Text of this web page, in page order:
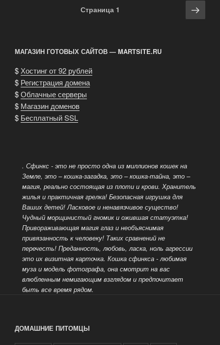
Страница 1
МАГАЗИН ГОТОВЫХ САЙТОВ — MARTSITE.RU
$ Хостинг от 92 рублей
$ Регистрация домена
$Облачные серверы
$ Магазин доменов
$ Бесплатный SSL
. Сфинкс - это не просто одна из миллионов кошек на
Земле, это – кошка-загадка, это – кошка-тайна, это –
магия, реально состоящая из плоти и крови. Хранитель
жилья и практичная грелка! Безопасная игрушка для
Ваших детей! Ласковое и ненавязчивое существо!
Чудный морщинистый гномик и ожившая статуэтка!
Привораживающая магия глаз и необъяснимая
привязанность к человеку! Таких сравнений не
перечесть! Преданность, любовь, ласка, ноль агрессии
это их визитная карточка. Кошка сфинкса - любимая
муза и модель фотографа, она смотрит на вас
влюбленным немигающим взглядом и предпочитает
быть все время рядом.
ДОМАШНИЕ ПИТОМЦЫ